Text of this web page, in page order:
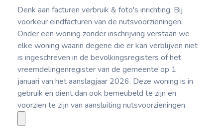
Denk aan facturen verbruik & foto's inrichting. Bij
voorkeur eindfacturen van de nutsvoorzieningen.
Onder een woning zonder inschrijving verstaan we
elke woning waarin degene die er kan verblijven niet
is ingeschreven in de bevolkingsregisters of het
vreemdelingenregister van de gemeente op 1
januari van het aanslagjaar 2026. Deze woning is in
gebruik en dient dan ook bemeubeld te zijn en
voorzien te zijn van aansluiting nutsvoorzieningen.